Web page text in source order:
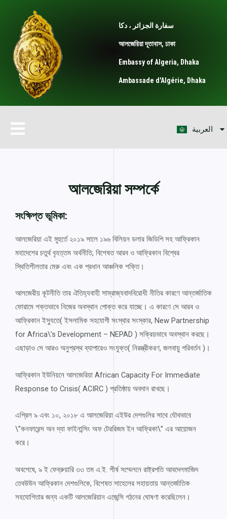
content
سفارة الجزائر ، دكا
আলজেরিয়া দূতাবাস, ঢাকা
Embassy of Algeria, Dhaka
Ambassade d'Algérie, Dhaka
Menu
العربية
English
আলজেরিয়া সম্পর্কে
সংক্ষিপ্ত ভূমিকা:
আলজেরিয়া এই মুহুর্তে ২০১৯ সালে ১৯৬ বিলিয়ন ডলার জিডিপি সহ আফ্রিকান
মহাদেশের চতুর্থ বৃহত্তম অর্থনীতি, বিশেষত আরব ও আফ্রিকান বিশ্বের
স্থিতিশীলতার মেরু এবং এক প্রধান আঞ্চলিক শক্তি।
আলজেরীয় কূটনীতি তার ঐতিহ্যবাহী সাম্রাজ্যবাদবিরোধী নীতির কারণে আন্তর্জাতিক
ফোরামে শক্তভাবে নিজের অবস্থান পোক্ত করে যাচ্ছে। এ কারণে সে আরব ও
আফ্রিকান ইস্যুতে( ইসলামিক সহযোগী সংস্থার সংস্কার, New Partnership
for Africa\’s Development – NEPAD ) সক্রিয়ভাবে অবস্থান করছে।
এছাড়াও সে আরও অনুপ্রস্থ ব্যাপারেও সংযুক্ত( নিরস্ত্রীকরণ, জলবায়ু পরিবর্তন )।
আফ্রিকান ইউনিয়নে আলজেরিয়া African Capacity For Immediate
Response to Crisis( ACIRC ) প্রতিষ্ঠায় অবদান রাখছে।
এপ্রিল ৯ এবং ১০, ২০১৮ এ আলজেরিয়া এইউর দেশগুলির সাথে যৌথভাবে
\”কনফারেন্স অন দ্যা ফাইনান্সিং অফ টেররিজম ইন আফ্রিকা\” এর আয়োজন
করে।
অবশেষে, ৯ ই ফেব্রুয়ারি ৩৩ তম এ.ই. শীর্ষ সম্মেলনে রাষ্ট্রপতি আবদেলমাজিদ
তেবউউন আফ্রিকান দেশগুলিকে, বিশেষত সাহেলের সহায়তায় আন্তর্জাতিক
সহযোগিতার জন্য একটি আলজেরিয়ান এজেন্সি গঠনের ঘোষণা করেছিলেন।